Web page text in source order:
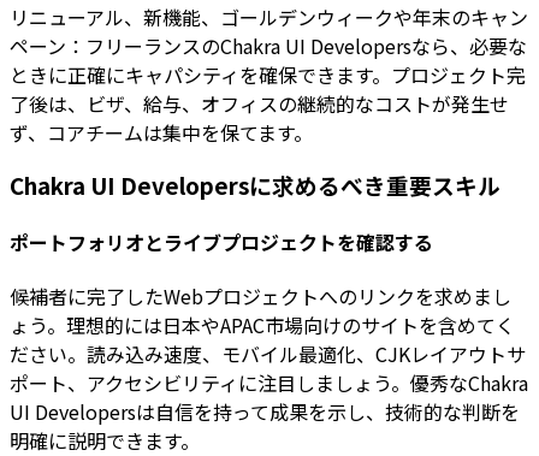
リニューアル、新機能、ゴールデンウィークや年末のキャン
ペーン：フリーランスのChakra UI Developersなら、必要な
ときに正確にキャパシティを確保できます。プロジェクト完
了後は、ビザ、給与、オフィスの継続的なコストが発生せ
ず、コアチームは集中を保てます。
Chakra UI Developersに求めるべき重要スキル
ポートフォリオとライブプロジェクトを確認する
候補者に完了したWebプロジェクトへのリンクを求めまし
ょう。理想的には日本やAPAC市場向けのサイトを含めてく
ださい。読み込み速度、モバイル最適化、CJKレイアウトサ
ポート、アクセシビリティに注目しましょう。優秀なChakra
UI Developersは自信を持って成果を示し、技術的な判断を
明確に説明できます。